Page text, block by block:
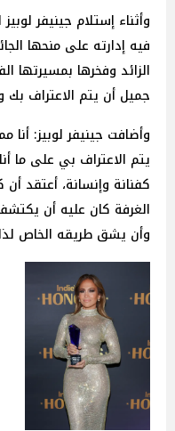
وأثناء إستلام جينيفر
فيه إدارته على منحها
الزائد وفخرها بمسيرتها
جميل أن يتم الاعتراف
وأضافت جينيفر لوبيز:
يتم الاعتراف بي على ما
كفنانة وإنسانة،
الغرفة كان عليه أن
وأن يشق طريقه الخاص